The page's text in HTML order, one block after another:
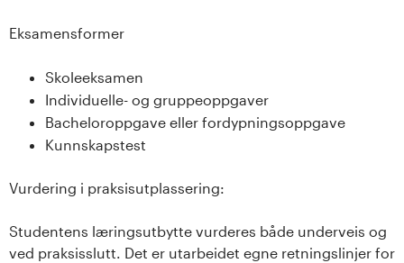
Eksamensformer
Skoleeksamen
Individuelle- og gruppeoppgaver
Bacheloroppgave eller fordypningsoppgave
Kunnskapstest
Vurdering i praksisutplassering:
Studentens læringsutbytte vurderes både underveis og
ved praksisslutt. Det er utarbeidet egne retningslinjer for